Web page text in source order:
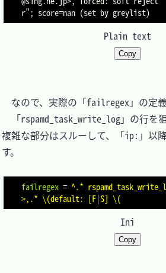
Plain text
Copy
なので、実際の「failregex」の定義
「rspamd_task_write_log」の行を
複雑な部分はスルーして、「ip:」以
す。
failregex = ^.*
>,.* \(default: [F|S] \(
Ini
Copy